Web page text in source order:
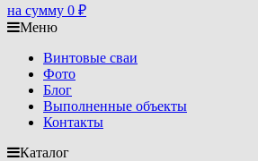
на сумму 0 ₽
Меню
Винтовые сваи
Фото
Блог
Выполненные объекты
Контакты
Каталог